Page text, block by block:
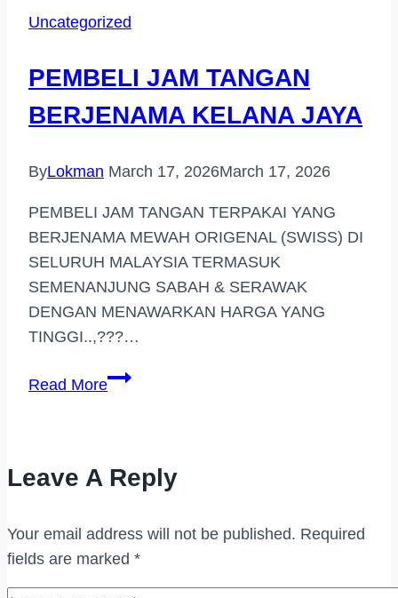
HARGA
(AMPANG
POINT)
Uncategorized
PEMBELI JAM TANGAN
BERJENAMA KELANA JAYA
ByLokman March 17, 2026March 17, 2026
PEMBELI JAM TANGAN TERPAKAI YANG
BERJENAMA MEWAH ORIGENAL (SWISS) DI
SELURUH MALAYSIA TERMASUK
SEMENANJUNG SABAH & SERAWAK
DENGAN MENAWARKAN HARGA YANG
TINGGI..,???…
Read MorePEMBELI
KELANA
Leave A Reply
Your email address will not be published. Required
fields are marked *